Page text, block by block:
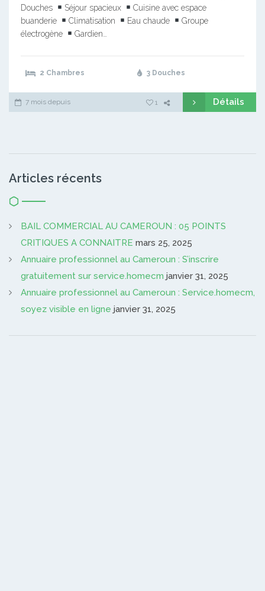
Douches
Séjour spacieux
Cuisine avec espace
buanderie
Climatisation Eau chaude
Groupe
électrogène
Gardien…
2 Chambres 3 Douches
7 mois depuis 1 Détails
Articles récents
BAIL COMMERCIAL AU CAMEROUN : 05 POINTS
CRITIQUES A CONNAITRE mars 25, 2025
Annuaire professionnel au Cameroun : S’inscrire
gratuitement sur service.homecm janvier 31, 2025
Annuaire professionnel au Cameroun : Service.homecm,
soyez visible en ligne janvier 31, 2025